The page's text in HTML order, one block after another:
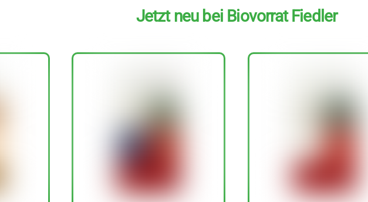
Jetzt neu bei Biovorrat Fiedler